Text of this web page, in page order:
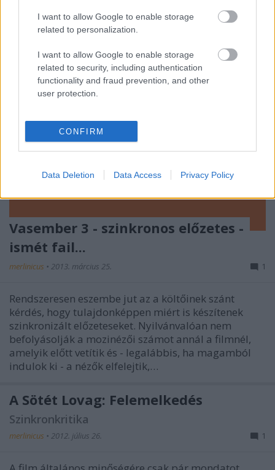
I want to allow Google to enable storage
related to personalization.
I want to allow Google to enable storage
related to security, including authentication
functionality and fraud prevention, and other
user protection.
CONFIRM
Data Deletion Data Access Privacy Policy
Vasember 3 - szinkronos előzetes -
ismét fail...
merlinicus • 2013. március 25. 1
Rendszeresen eszembe jut az a költőinek szánt
kérdés, hogy tulajdonképpen miért is készítenek
szinkronizált előzeteseket. Nyilvánvalóan nem
befolyásolják a mozinézői számot annál a filmnél,
amelyik előtt vetítik és - legalábbis, ha magamból
indulok ki - a nézők elfelejtik,…
A Sötét Lovag: Felemelkedés
Szinkronkritika
merlinicus • 2012. július 26. 1